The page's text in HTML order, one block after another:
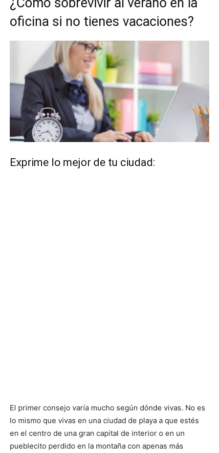
oficina si no tienes vacaciones?
Exprime lo mejor de tu ciudad:
El primer consejo varía mucho según dónde vivas. No es
lo mismo que vivas en una ciudad de playa a que estés
en el centro de una gran capital de interior o en un
pueblecito perdido en la montaña con apenas más